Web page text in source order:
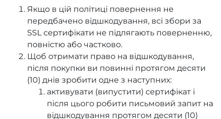
Якщо в цій політиці повернення не
передбачено відшкодування, всі збори за
SSL сертифікати не підлягають поверненню,
повністю або частково.
Щоб отримати право на відшкодування,
після покупки ви повинні протягом десяти
(10) днів зробити одне з наступних:
активувати (випустити) сертифікат і
після цього робити письмовий запит на
відшкодування протягом десяти (10)